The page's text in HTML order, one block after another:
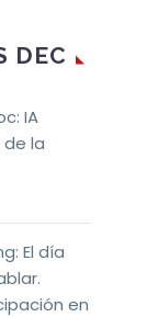
DEC
IA
la
El día
en